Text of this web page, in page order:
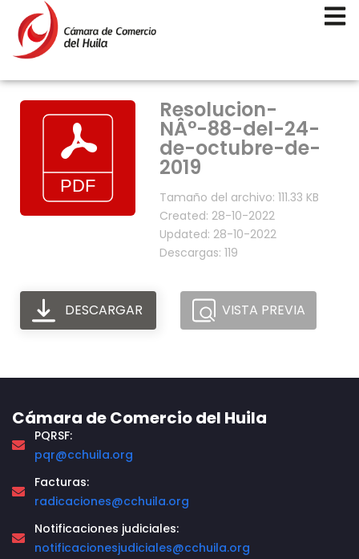
Resolucion-
NÂ°-88-del-24-
de-octubre-de-
2019
Tamaño del archivo: 111.33 KB
Created: 28-10-2022
Updated: 28-10-2022
Descargas: 119
DESCARGAR VISTA PREVIA
Cámara de Comercio del Huila
PQRSF:
pqr@cchuila.org
Facturas:
radicaciones@cchuila.org
Notificaciones judiciales:
notificacionesjudiciales@cchuila.org